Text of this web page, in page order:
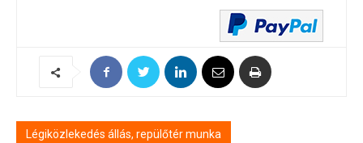
Légiközlekedés állás, repülőtér munka